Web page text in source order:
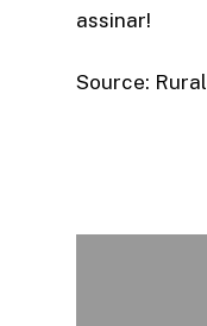
assinar!​
Source: Rural